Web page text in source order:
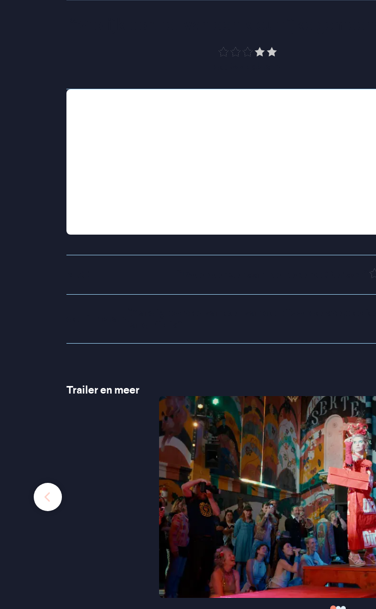
Ruigoord, een dorpje onder de rook van Amsterdam, werd in jaren 70
Trailer en meer